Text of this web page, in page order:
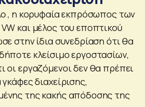
, η κορυφαία εκπρόσωπος των
και μέλος του εποπτικού
στην ίδια συνεδρίαση ότι θα
κλείσιμο εργοστασίων,
οι εργαζόμενοι δεν θα πρέπει
διαχείρισης,
της κακής απόδοσης της